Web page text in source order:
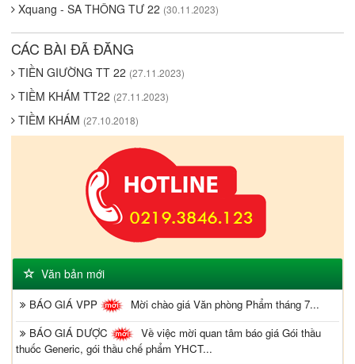
Xquang - SA THÔNG TƯ 22 (30.11.2023)
CÁC BÀI ĐÃ ĐĂNG
TIỀN GIƯỜNG TT 22 (27.11.2023)
TIỀM KHÁM TT22 (27.11.2023)
TIỀM KHÁM (27.10.2018)
Văn bản mới
BÁO GIÁ VPP
Mời chào giá Văn phòng Phẩm tháng 7...
BÁO GIÁ DƯỢC
Về việc mời quan tâm báo giá Gói thầu
thuốc Generic, gói thầu chế phẩm YHCT...